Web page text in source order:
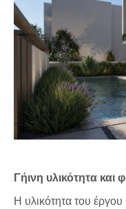
Γήινη υλικότητα και
Η υλικότητα του έργου